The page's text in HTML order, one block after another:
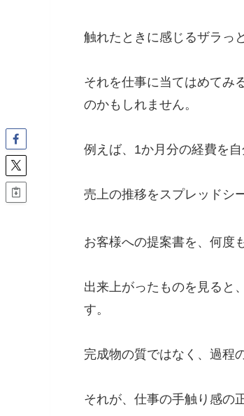
触れたときに感じるザラっ
それを仕事に当てはめてみ
のかもしれません。
例えば、1か月分の経費を
売上の推移をスプレッドシ
お客様への提案書を、何度
出来上がったものを見ると
す。
完成物の質ではなく、過程
それが、仕事の手触り感の